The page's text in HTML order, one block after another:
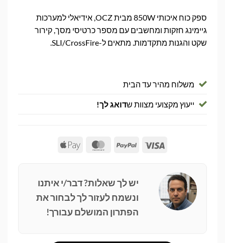
ספק כוח איכותי 850W מבית OCZ, אידיאלי למערכות
גיימינג חזקות ומחשבים עם מספר כרטיסי מסך, קירור
שקט והגנות מתקדמות. מתאים ל-SLI/CrossFire.
משלוח מהיר עד הבית
ייעוץ מקצועי מצוות שדואג לך!
Visa
PayPal
MasterCard
Apple
יש לך שאלות? דבר/י איתנו
ונשמח לעזור לך לבחור את
הפתרון המושלם עבורך!